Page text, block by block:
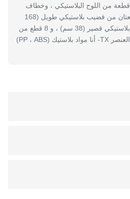
تشتمل المجموعة على 12 قطعة من اللوح البلاستيكي ، وخطاف
بلاستيكي 12 قطعة ، و قطعتان من قضيب بلاستيكي طويل (168
سم) و قطعتان من قضيب بلاستيكي قصير (38 سم) ، و 8 قطع من
غطاء نهاية بلاستيكي. اسم العنصر TX- أنا مواد بلاستيك (PP ، ABS)